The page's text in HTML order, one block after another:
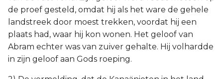
de proef gesteld, omdat hij als het ware de gehele
landstreek door moest trekken, voordat hij een
plaats had, waar hij kon wonen. Het geloof van
Abram echter was van zuiver gehalte. Hij volhardde
in zijn geloof aan Gods roeping.